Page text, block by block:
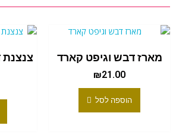
מארז דבש וגיפט קארד
₪21.00
הוספה לסל
צנצנת